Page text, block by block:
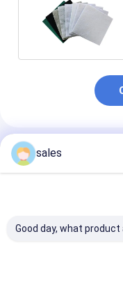
Produits
sales
Good day, what product